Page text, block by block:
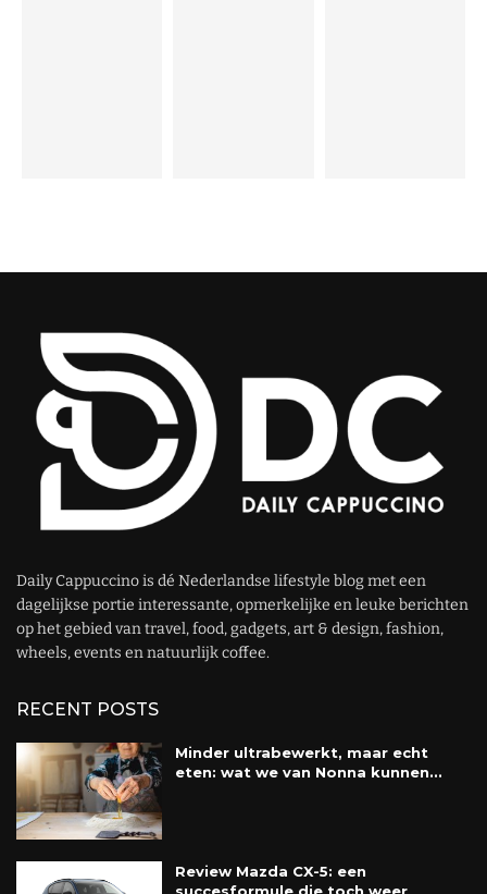
Daily Cappuccino is dé Nederlandse lifestyle blog met een
dagelijkse portie interessante, opmerkelijke en leuke berichten
op het gebied van travel, food, gadgets, art & design, fashion,
wheels, events en natuurlijk coffee.
RECENT POSTS
Minder ultrabewerkt, maar echt
eten: wat we van Nonna kunnen...
Review Mazda CX-5: een
succesformule die toch weer